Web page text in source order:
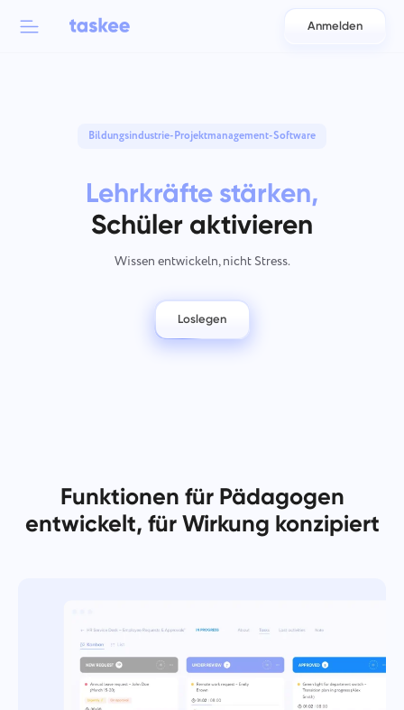
Azərbaycan
日本語
Bahasa Indonesia
Deutsch
עברית
中文 (中国)
Kiswahili
Anmelden
Bildungsindustrie-Projektmanagement-Software
Lehrkräfte stärken,
Schüler aktivieren
Wissen entwickeln, nicht Stress.
Loslegen
Funktionen für Pädagogen
entwickelt, für Wirkung konzipiert
Taskee-Funktionen
Alle Funktionen anzeigen
Verfolgen Sie die Aufgabenzeit, überwachen Sie Kollegen
und fügen Sie manuell Zeit hinzu
Berichte
Verteilen Sie Ressourcen mithilfe von Berichten über die
Verwalten Sie Aufgaben auf dem Kanban-Board, filtern Sie
Aufgaben und erweitern Sie Ihr Board.
Für Teams